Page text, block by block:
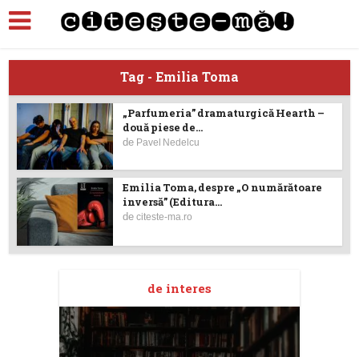
Tag - Emilia Toma
„Parfumeria” dramaturgică Hearth –
două piese de...
de Pavel Nedelcu
Emilia Toma, despre „O numărătoare
inversă” (Editura...
deciteste-ma.ro
de interes